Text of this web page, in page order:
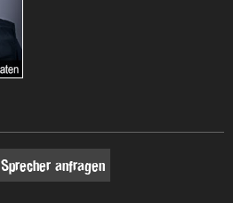
Sprecher anfragen